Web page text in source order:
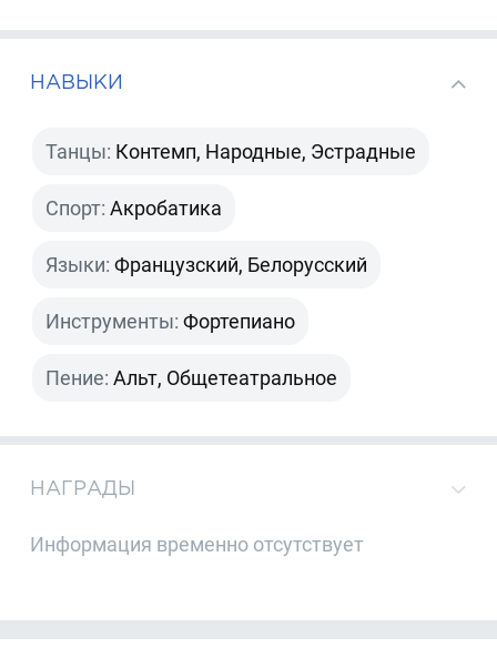
НАВЫКИ
Танцы: Контемп, Народные, Эстрадные
Спорт: Акробатика
Языки: Французский, Белорусский
Инструменты: Фортепиано
Пение: Альт, Общетеатральное
НАГРАДЫ
Информация временно отсутствует